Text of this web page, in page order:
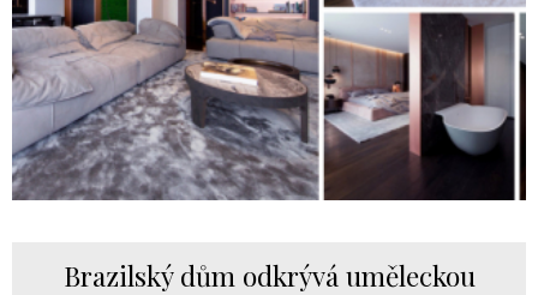
Brazilský dům odkrývá uměleckou